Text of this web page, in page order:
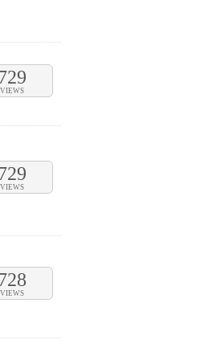
VIEWS
VIEWS
VIEWS